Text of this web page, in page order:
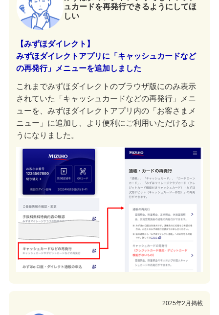
ュカードを再発行できるようにしてほ
しい
【みずほダイレクト】
みずほダイレクトアプリに「キャッシュカードなど
の再発行」メニューを追加しました
これまでみずほダイレクトのブラウザ版にのみ表示
されていた「キャッシュカードなどの再発行」メニ
ューを、みずほダイレクトアプリ内の「お客さまメ
ニュー」に追加し、より便利にご利用いただけるよ
うになりました。
2025年2月掲載